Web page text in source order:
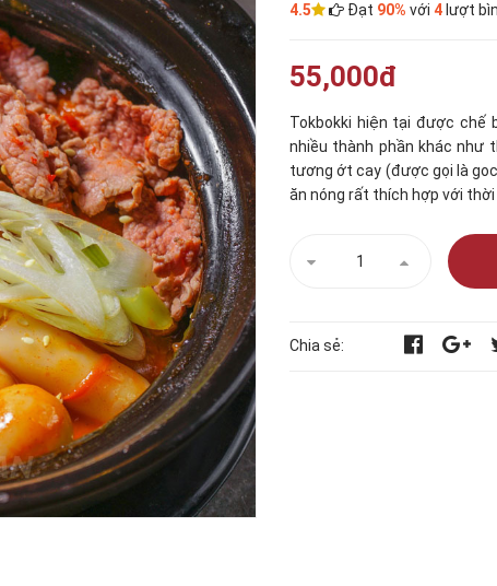
4.5 Đạt 90% với 4 lượt
55,000đ
Tokbokki hiện tại được chế
nhiều thành phần khác như
tương ớt cay (được gọi là
ăn nóng rất thích hợp với thời
Chia sẻ: